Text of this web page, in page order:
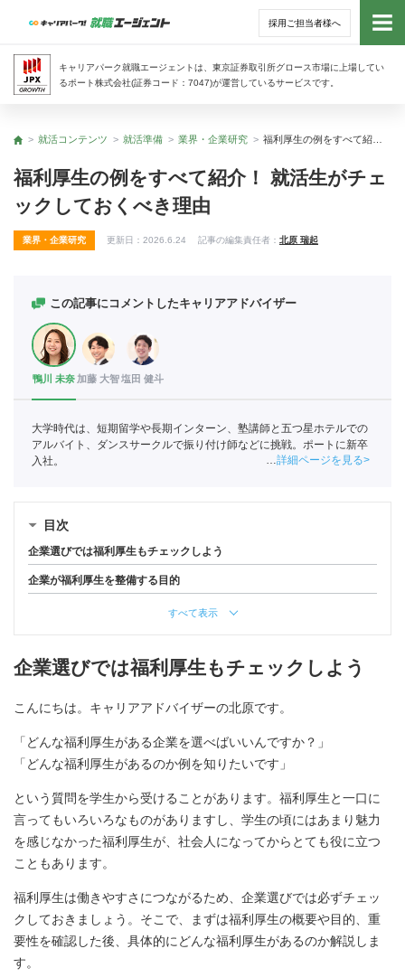
採用ご担当者様へ
キャリアパーク就職エージェントは、東京証券取引所グロース市場に上場してい
るポート株式会社(証券コード：7047)が運営しているサービスです。
トッ
トップ
就活コンテンツ 就活準備 業界・企業研究
福利厚生の例をすべて紹介！ 就活生がチェ
ックしておくべき理由
業界・企業研究 更新日： 2026.6.24 記事の編集責任者： 北原 瑞起
この記事にコメントしたキャリアアドバイザー
鴨川 未奈 加藤 大智塩田 健斗
大学時代は、短期留学や長期インターン、塾講師と五つ星ホテルでの
アルバイト、ダンスサークルで振り付け師などに挑戦。ポートに新卒
入社。
詳細ページを見る
目次
企業選びでは福利厚生もチェックしよう
企業が福利厚生を整備する目的
すべて表示
企業選びでは福利厚生もチェックしよう
こんにちは。キャリアアドバイザーの北原です。
「どんな福利厚生がある企業を選べばいいんですか？」
「どんな福利厚生があるのか例を知りたいです」
という質問を学生から受けることがあります。福利厚生と一口に
言ってもいろいろなものがありますし、学生の頃にはあまり魅力
を感じなかった福利厚生が、社会人になってからとても役に立つ
こともあります。
福利厚生は働きやすさにつながるため、企業選びでは必ずチェッ
クしておきましょう。そこで、まずは福利厚生の概要や目的、重
要性を確認した後、具体的にどんな福利厚生があるのか解説しま
す。